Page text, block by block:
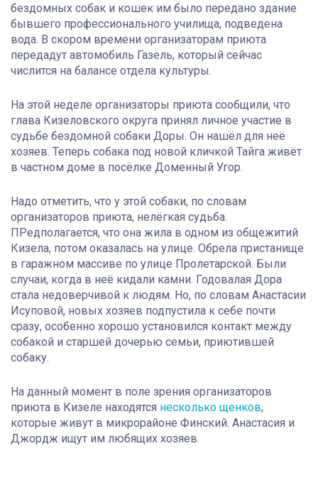
бездомных собак и кошек им было передано здание
бывшего профессионального училища, подведена
вода. В скором времени организаторам приюта
передадут автомобиль Газель, который сейчас
числится на балансе отдела культуры.
На этой неделе организаторы приюта сообщили, что
глава Кизеловского округа принял личное участие в
судьбе бездомной собаки Доры. Он нашёл для неё
хозяев. Теперь собака под новой кличкой Тайга живёт
в частном доме в посёлке Доменный Угор.
Надо отметить, что у этой собаки, по словам
организаторов приюта, нелёгкая судьба.
ПРедполагается, что она жила в одном из общежитий
Кизела, потом оказалась на улице. Обрела пристанище
в гаражном массиве по улице Пролетарской. Были
случаи, когда в неё кидали камни. Годовалая Дора
стала недоверчивой к людям. Но, по словам Анастасии
Исуповой, новых хозяев подпустила к себе почти
сразу, особенно хорошо установился контакт между
собакой и старшей дочерью семьи, приютившей
собаку.
На данный момент в поле зрения организаторов
приюта в Кизеле находятся несколько щенков,
которые живут в микрорайоне Финский. Анастасия и
Джордж ищут им любящих хозяев.